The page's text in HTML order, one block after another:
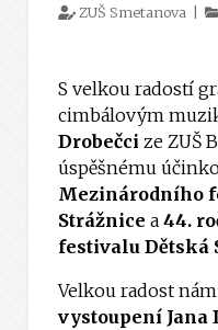
ZUŠ Smetanova |
S velkou radostí
cimbálovým
Drobečci ze ZUŠ
úspěšnému
Mezinárodního
Strážnice a 44.
festivalu Dětská
Velkou radost
vystoupení Jana